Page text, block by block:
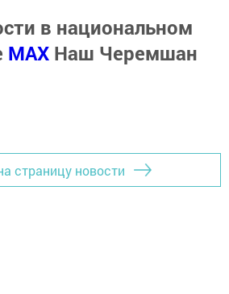
в национальном
MАХ Наш Черемшан
страницу новости